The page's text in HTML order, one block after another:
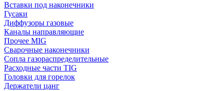
Вставки под наконечники
Гусаки
Диффузоры газовые
Каналы направляющие
Прочее MIG
Сварочные наконечники
Сопла газораспределительные
Расходные части TIG
Головки для горелок
Держатели цанг